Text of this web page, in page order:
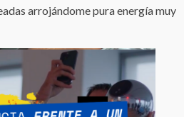
arrojándome pura energía muy